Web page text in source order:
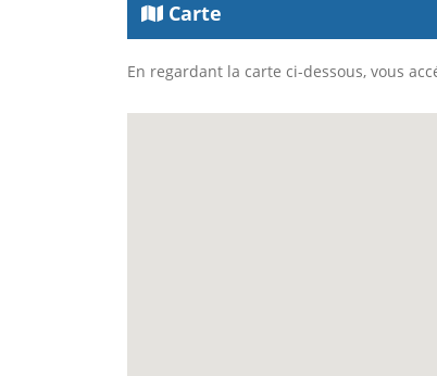
Carte
En regardant la carte ci-dessous, vous